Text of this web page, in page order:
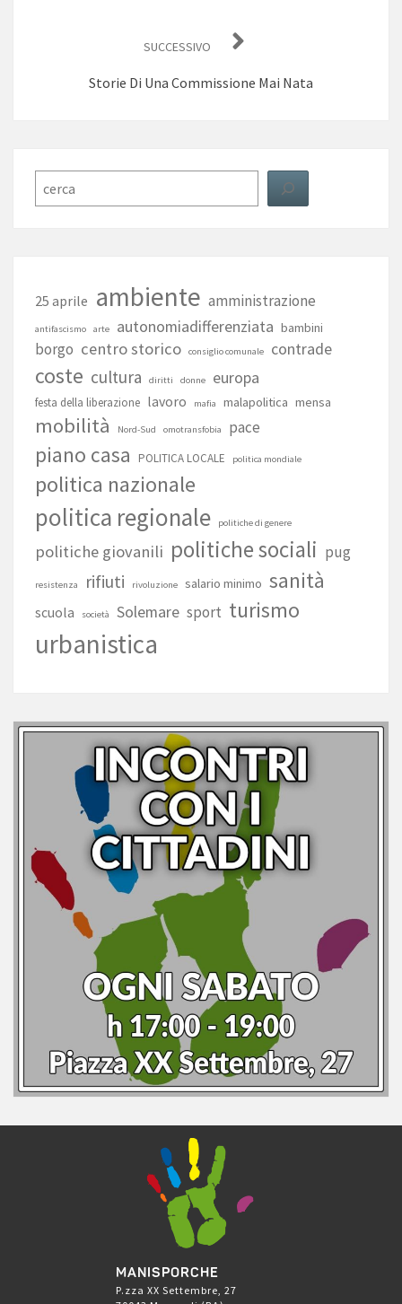
SUCCESSIVO
Storie Di Una Commissione Mai Nata
25 aprile ambiente amministrazione
antifascismo arte autonomiadifferenziata bambini
borgo centro storico consiglio comunale contrade
coste cultura diritti donne europa
festa della liberazione lavoro mafia malapolitica mensa
mobilità Nord-Sud omotransfobia pace
piano casa POLITICA LOCALE politica mondiale
politica nazionale
politica regionale politiche di genere
politiche giovanili politiche sociali pug
resistenza rifiuti rivoluzione salario minimo sanità
scuola società Solemare sport turismo
urbanistica
MANISPORCHE
P.zza XX Settembre, 27